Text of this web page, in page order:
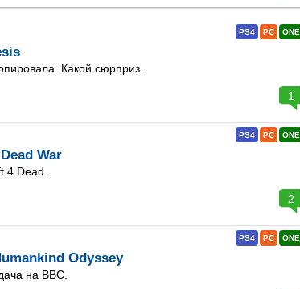
ONE
PC
PS4
Какой сюрприз.
1
ONE
PC
PS4
War
4 Dead.
2
ONE
PC
PS4
Odyssey
на BBC.